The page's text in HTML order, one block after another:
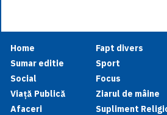
Home
Sumar editie
Social
Viață Publică
Afaceri
Fapt divers
Sport
Focus
Ziarul de mâine
Supliment